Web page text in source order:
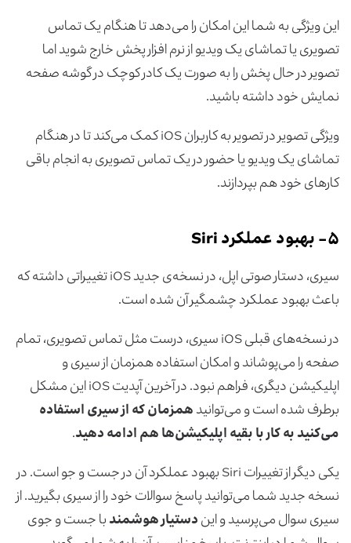
این ویژگی به شما این امکان را می‌دهد تا هنگام یک تماس
تصویری یا تماشای یک ویدیو از نرم افزار پخش خارج شوید اما
تصویر در حال پخش را به صورت یک کادر کوچک در گوشه صفحه
نمایش خود داشته باشید.
ویژگی تصویر در تصویر به کاربران iOS کمک می‌کند تا در هنگام
تماشای یک ویدیو یا حضور در یک تماس تصویری به انجام باقی
کارهای خود هم بپردازند.
۵- بهبود عملکرد Siri
سیری، دستار صوتی اپل، در نسخه‌ی جدید iOS تغییراتی داشته که
باعث بهبود عملکرد چشمگیر آن شده است.
در نسخه‌های قبلی iOS سیری، درست مثل تماس تصویری، تمام
صفحه را می‌پوشاند و امکان استفاده همزمان از سیری و
اپلیکیشن‌ دیگری، فراهم نبود. در آخرین آپدیت iOS این مشکل
برطرف شده است و می‌توانیدهمزمان که از سیری استفاده
می‌کنید به کار با بقیه اپلیکیشن‌ها هم ادامه دهید.
یکی دیگر از تغییرات Siri بهبود عملکرد آن در جست و جو است. در
نسخه جدید شما می‌توانید پاسخ سوالات خود را از سیری بگیرید. از
سیری سوال می‌پرسید و ایندستیار هوشمندبا جست و جوی